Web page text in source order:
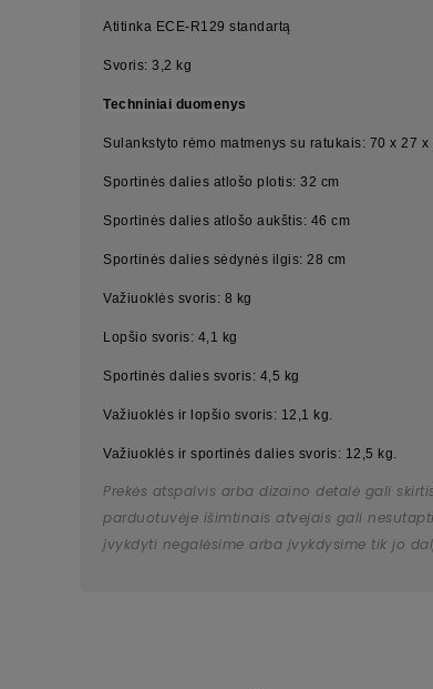
Atitinka ECE-R129 standartą
Svoris: 3,2 kg
Techniniai duomenys
Sulankstyto rėmo matmenys su ratukais: 70 x 27 x
Sportinės dalies atlošo plotis: 32 cm
Sportinės dalies atlošo aukštis: 46 cm
Sportinės dalies sėdynės ilgis: 28 cm
Važiuoklės svoris: 8 kg
Lopšio svoris: 4,1 kg
Sportinės dalies svoris: 4,5 kg
Važiuoklės ir lopšio svoris: 12,1 kg.
Važiuoklės ir sportinės dalies svoris: 12,5 kg.
Prekės atspalvis arba dizaino detalė gali
parduotuvėje išimtinais atvejais gali
įvykdyti negalėsime arba įvykdysime tik jo